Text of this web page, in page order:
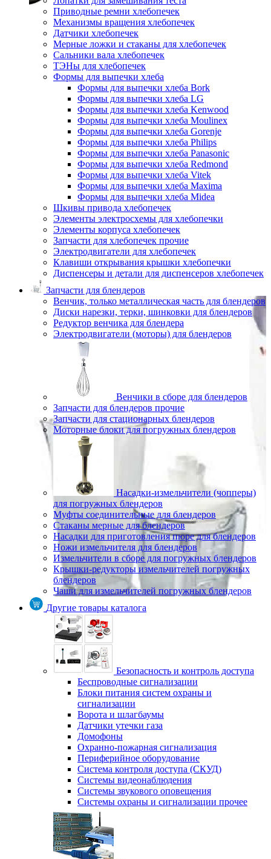
Приводные ремни хлебопечек
Механизмы вращения хлебопечек
Датчики хлебопечек
Мерные ложки и стаканы для хлебопечек
Сальники вала хлебопечек
ТЭНы для хлебопечек
Формы для выпечки хлеба
Формы для выпечки хлеба Bork
Формы для выпечки хлеба LG
Формы для выпечки хлеба Kenwood
Формы для выпечки хлеба Moulinex
Формы для выпечки хлеба Gorenje
Формы для выпечки хлеба Philips
Формы для выпечки хлеба Panasonic
Формы для выпечки хлеба Redmond
Формы для выпечки хлеба Vitek
Формы для выпечки хлеба Maxima
Формы для выпечки хлеба Midea
Шкивы привода хлебопечек
Элементы электросхемы для хлебопечки
Элементы корпуса хлебопечек
Запчасти для хлебопечек прочие
Электродвигатели для хлебопечек
Клавиши открывания крышки хлебопечки
Диспенсеры и детали для диспенсеров хлебопечек
Запчасти для блендеров
Венчик, только металлическая часть для блендеров
Диски нарезки, терки, шинковки для блендеров
Редуктор венчика для блендера
Электродвигатели (моторы) для блендеров
Венчики в сборе для блендеров
Запчасти для блендеров прочие
Запчасти для стационарных блендеров
Моторные блоки для погружных блендеров
Насадки-измельчители (чопперы)
для погружных блендеров
Муфты соединительные для блендеров
Стаканы мерные для блендеров
Насадки для приготовления пюре для блендеров
Ножи измельчителя для блендеров
Измельчители в сборе для погружных блендеров
Крышки-редукторы измельчителей погружных
блендеров
Чаши для измельчителей погружных блендеров
Другие товары каталога
Безопасность и контроль доступа
Беспроводные сигнализации
Блоки питания систем охраны и
сигнализации
Ворота и шлагбаумы
Датчики утечки газа
Домофоны
Охранно-пожарная сигнализация
Периферийное оборудование
Система контроля доступа (СКУД)
Системы видеонаблюдения
Системы звукового оповещения
Системы охраны и сигнализации прочее